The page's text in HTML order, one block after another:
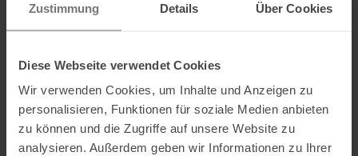
Zustimmung Details Über Cookies
Diese Webseite verwendet Cookies
Wir verwenden Cookies, um Inhalte und Anzeigen zu
personalisieren, Funktionen für soziale Medien anbieten
zu können und die Zugriffe auf unsere Website zu
analysieren. Außerdem geben wir Informationen zu Ihrer
Verfügbare Größen:
ZUMPRODUKT
Verfügbare Größen:
ZUMPRODUKT
-